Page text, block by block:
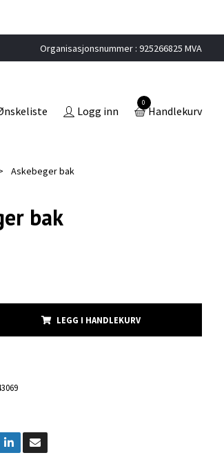
Organisasjonsnummer : 925266825 MVA
Logg inn
0
Handlekurv
Askebeger bak
bak
LEGG I HANDLEKURV